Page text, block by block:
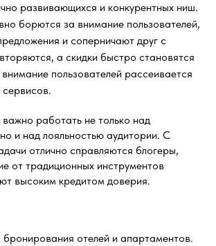
развивающихся и конкурентных ниш.
борются за внимание пользователей,
и соперничают друг с
а скидки быстро становятся
пользователей рассеивается
важно работать не только над
и над лояльностью аудитории. С
отлично справляются блогеры,
от традиционных инструментов
высоким кредитом доверия.
отелей и апартаментов.